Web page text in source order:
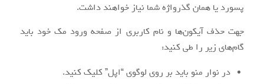
پسورد یا همان گذرواژه شما نیاز خواهند داشت.
جهت حذف آیکون‌ها و نام کاربری از صفحه ورود مک خود باید
گام‌های زیر را طی کنید:
در نوار منو باید بر روی لوگوی “اپل” کلیک کنید.